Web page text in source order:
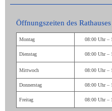
Öffnungszeiten des Rathauses
Montag 08:00 Uhr –
Dienstag 08:00 Uhr –
Mittwoch 08:00 Uhr –
Donnerstag 08:00 Uhr –
Freitag 08:00 Uhr –